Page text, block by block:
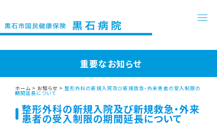
重要なお知らせ
ホーム > お知らせ >整形外科の新規入院及び新規救急・外来患者の受入制限の
期間延長について
整形外科の新規入院及び新規救急・外来
患者の受入制限の期間延長について